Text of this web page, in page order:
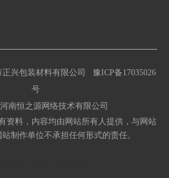
正兴包装材料有限公司
豫ICP备17035026
号
河南恒之源网络技术有限公司
资料，内容均由网站所有人提供，与网站
制作单位不承担任何形式的责任。